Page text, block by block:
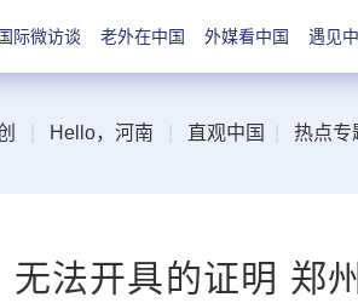
国际微访谈 老外在中国 外媒看中国 遇见
Hello，河南 直观中国 热点专
法开具的证明 郑